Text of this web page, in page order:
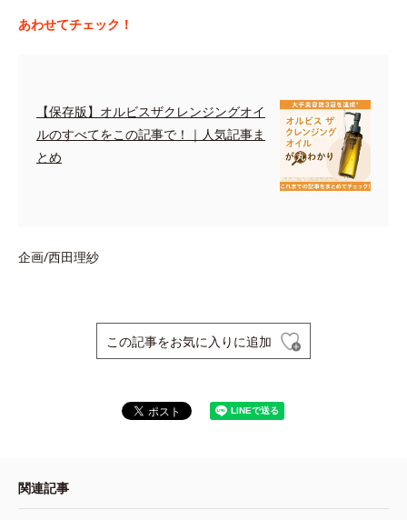
あわせてチェック！
【保存版】オルビスザクレンジングオイ
ルのすべてをこの記事で！｜人気記事ま
とめ
企画/西田理紗
この記事をお気に入りに追加
関連記事